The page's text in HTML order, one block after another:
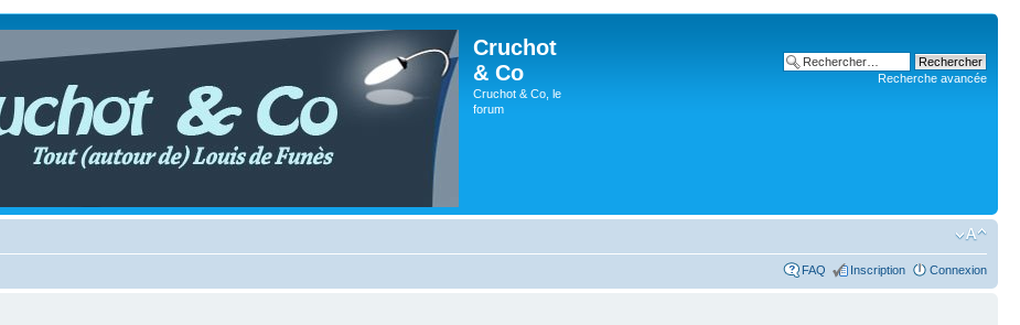
Cruchot
& Co
Cruchot & Co, le
forum
Recherche avancée
FAQ Inscription Connexion